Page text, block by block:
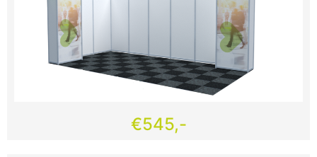
€545,-